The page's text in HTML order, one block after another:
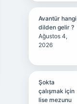
Avantür hangi
dilden gelir ?
Ağustos 4,
2026
Şokta
çalışmak için
lise mezunu